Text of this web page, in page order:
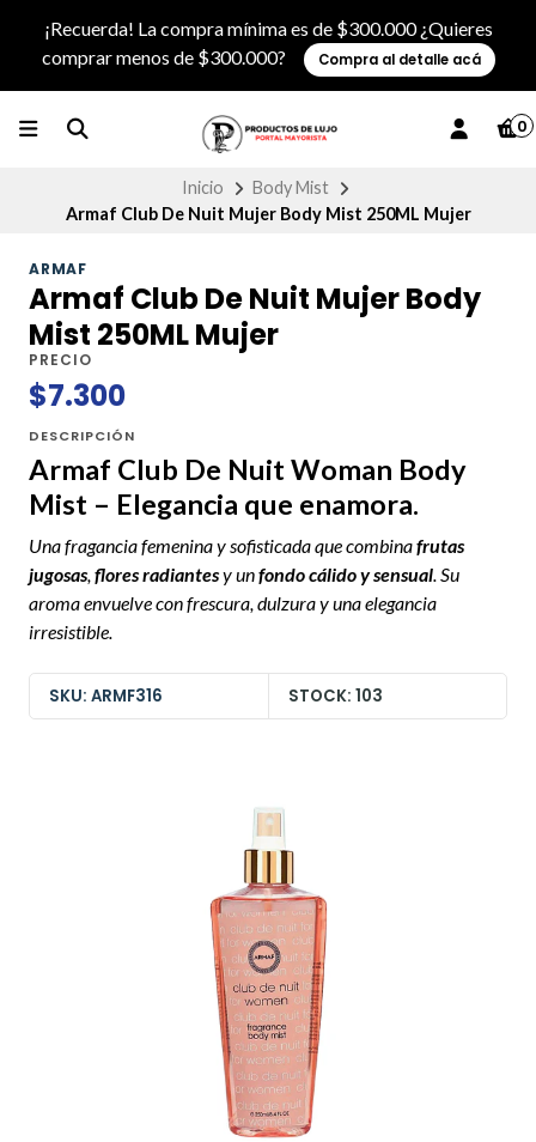
¡Recuerda! La compra mínima es de $300.000 ¿Quieres
comprar menos de $300.000?
Compra al detalle acá
0
Inicio
Body Mist
Armaf Club De Nuit Mujer Body Mist 250ML Mujer
ARMAF
Armaf Club De Nuit Mujer Body
Mist 250ML Mujer
PRECIO
$7.300
DESCRIPCIÓN
Armaf Club De Nuit Woman Body
Mist – Elegancia que enamora.
Una fragancia femenina y sofisticada que combinafrutas
jugosas,flores radiantesy unfondo cálido y sensual. Su
aroma envuelve con frescura, dulzura y una elegancia
irresistible.
SKU: ARMF316 STOCK: 103